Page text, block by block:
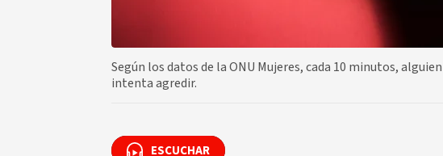
Según los datos de la ONU Mujeres, cada 10 minutos,
intenta agredir.
ESCUCHAR
ESCUCHAR